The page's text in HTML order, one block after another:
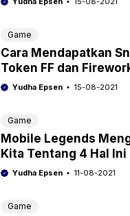
Game
Cara Mendapatkan
Token FF dan
Free Fire
Yudha Epsen 15-08-2021
Game
Mobile Legends
Kita Tentang 4 Hal Ini
Yudha Epsen 11-08-2021
Game